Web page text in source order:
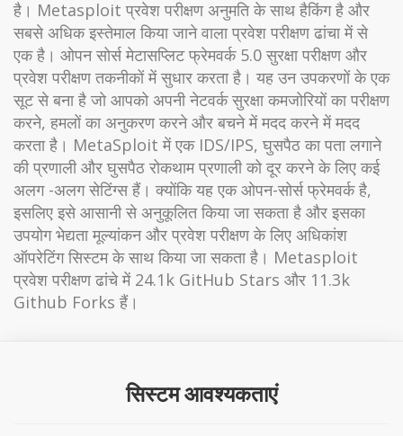
है। Metasploit प्रवेश परीक्षण अनुमति के साथ हैकिंग है और
सबसे अधिक इस्तेमाल किया जाने वाला प्रवेश परीक्षण ढांचा में से
एक है। ओपन सोर्स मेटासप्लिट फ्रेमवर्क 5.0 सुरक्षा परीक्षण और
प्रवेश परीक्षण तकनीकों में सुधार करता है। यह उन उपकरणों के एक
सूट से बना है जो आपको अपनी नेटवर्क सुरक्षा कमजोरियों का परीक्षण
करने, हमलों का अनुकरण करने और बचने में मदद करने में मदद
करता है। MetaSploit में एक IDS/IPS, घुसपैठ का पता लगाने
की प्रणाली और घुसपैठ रोकथाम प्रणाली को दूर करने के लिए कई
अलग -अलग सेटिंग्स हैं। क्योंकि यह एक ओपन-सोर्स फ्रेमवर्क है,
इसलिए इसे आसानी से अनुकूलित किया जा सकता है और इसका
उपयोग भेद्यता मूल्यांकन और प्रवेश परीक्षण के लिए अधिकांश
ऑपरेटिंग सिस्टम के साथ किया जा सकता है। Metasploit
प्रवेश परीक्षण ढांचे में 24.1k GitHub Stars और 11.3k
Github Forks हैं।
सिस्टम आवश्यकताएं